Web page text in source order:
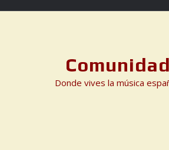
Donde vives la música